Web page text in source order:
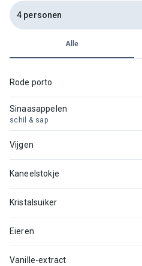
4 personen
Alle
Rode porto
Sinaasappelen
schil & sap
Vijgen
Kaneelstokje
Kristalsuiker
Eieren
Vanille-extract